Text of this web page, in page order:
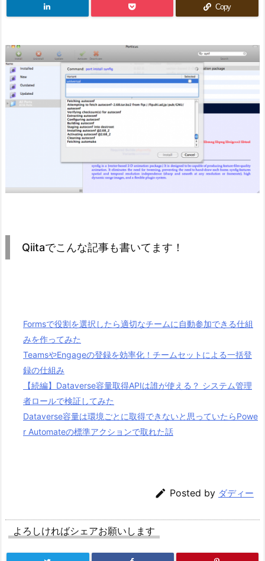
Copy
Qiitaでこんな記事も書いてます！
Formsで役割を選択したら適切なチームに自動参加できる仕組
みを作ってみた
TeamsやEngageの登録を効率化！チームセットによる一括登
録の仕組み
【続編】Dataverse容量取得APIは誰が使える？ システム管理
者ロールで検証してみた
Dataverse容量は環境ごとに取得できないと思っていたらPowe
r Automateの標準アクションで取れた話
 Posted by ダディー
よろしければシェアお願いします